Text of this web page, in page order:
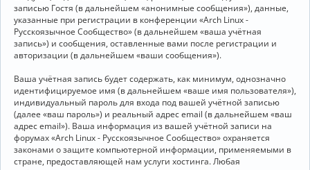
записью Гостя (в дальнейшем «анонимные сообщения»), данные,
указанные при регистрации в конференции «Arch Linux -
Русскоязычное Сообщество» (в дальнейшем «ваша учётная
запись») и сообщения, оставленные вами после регистрации и
авторизации (в дальнейшем «ваши сообщения»).
Ваша учётная запись будет содержать, как минимум, однозначно
идентифицируемое имя (в дальнейшем «ваше имя пользователя»),
индивидуальный пароль для входа под вашей учётной записью
(далее «ваш пароль») и реальный адрес email (в дальнейшем «ваш
адрес email»). Ваша информация из вашей учётной записи на
форумах «Arch Linux - Русскоязычное Сообщество» охраняется
законами о защите компьютерной информации, применяемыми в
стране, предоставляющей нам услуги хостинга. Любая